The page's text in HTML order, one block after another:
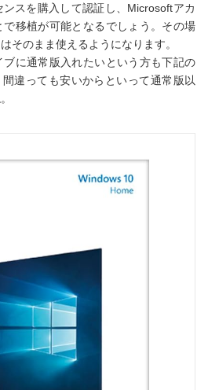
スを購入して認証し、Microsoftアカ
移植が可能となるでしょう。その場
そのまま使えるようになります。
ブに通常版入れたいという方も下記の
違っても安いからといって通常版以